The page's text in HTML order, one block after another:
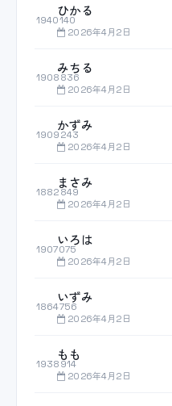
1940140
ひかる
2026年4月2日
1908836
みちる
2026年4月2日
1909243
かずみ
2026年4月2日
1882849
まさみ
2026年4月2日
1907075
いろは
2026年4月2日
1864756
いずみ
2026年4月2日
1938914
もも
2026年4月2日